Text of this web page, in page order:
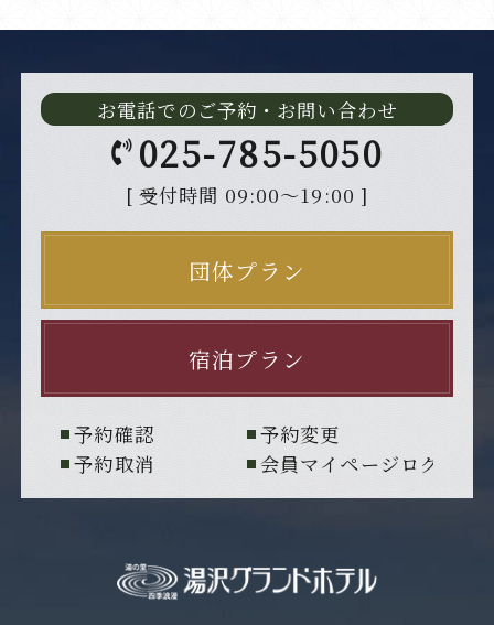
お電話でのご予約・お問い合わせ
025-785-5050
[ 受付時間 09:00～19:00 ]
団体プラン
宿泊プラン
予約確認
予約変更
予約取消
会員マイページログイン